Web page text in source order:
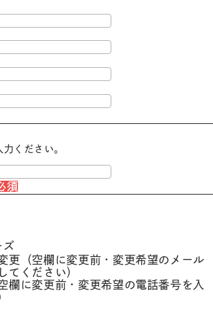
ください。
須
ズ
更（空欄に変更前・変更希望のメール
てください）
欄に変更前・変更希望の電話番号を入